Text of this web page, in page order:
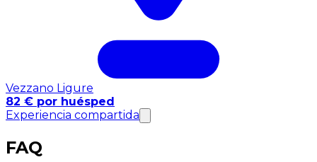
Vezzano Ligure
82 € por huésped
Experiencia compartida
FAQ